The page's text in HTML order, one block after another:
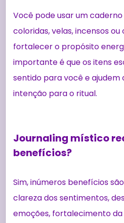
Você pode usar um
coloridas, velas, incensos
fortalecer o propósito
importante é que os itens
sentido para você e ajudem
intenção para o ritual.
Journaling místico
benefícios?
Sim, inúmeros benefícios
clareza dos sentimentos,
emoções, fortalecimento